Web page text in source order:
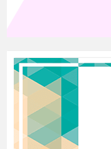
11. Назвiть
12. Підтвердіть
справжній